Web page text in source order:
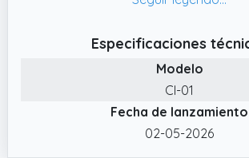
mapas, conversaciones privadas
para una experiencia muy
✔️ PERFECTO PARA JUGAR SOLO,
O CON AMIGOS: El plan perfecto
desconectar el fin de semana o
una tarde de sofá y misterio. Ideal
Especificaciones
Modelo
CI-01
Fecha de lanzamiento
02-05-2026